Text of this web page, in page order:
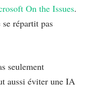
On the Issues.
répartit pas
seulement
aussi éviter une IA